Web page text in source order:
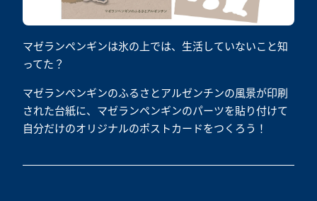
マゼランペンギンは氷の上では、生活していないこと知
ってた？
マゼランペンギンのふるさとアルゼンチンの風景が印刷
された台紙に、マゼランペンギンのパーツを貼り付けて
自分だけのオリジナルのポストカードをつくろう！‌